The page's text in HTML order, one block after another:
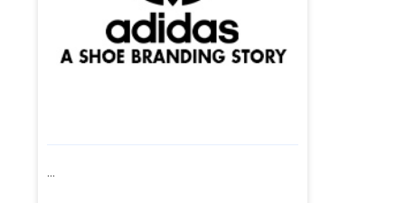
...